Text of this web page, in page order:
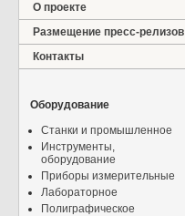
О проекте
Размещение пресс-релизов
Контакты
Оборудование
Станки и промышленное
Инструменты,
оборудование
Приборы измерительные
Лабораторное
Полиграфическое